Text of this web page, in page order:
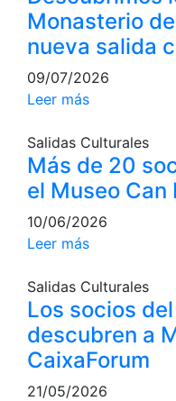
Escuela de tenis
Next Gen
Palmarés equipos
Leyendas
Jugadores
Competiciones
Campeonato
Cuadros de Juego
Cuadro de Honor
Histórico del
Fotos
Normativa
Pádel
Monasterio
nueva salida
09/07/2026
Leer más
Salidas Culturales
Más de 20
el Museo Can
10/06/2026
Leer más
Salidas Culturales
Los socios
descubren a
CaixaForum
21/05/2026